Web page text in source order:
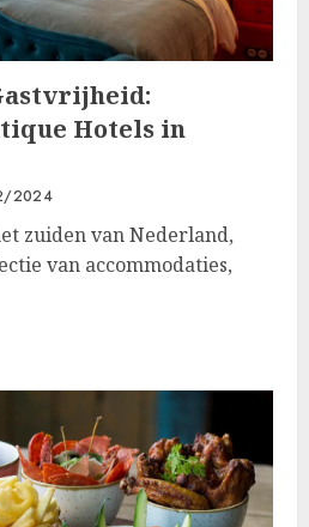
Hotels in
2024
zuiden van Nederland,
van accommodaties,